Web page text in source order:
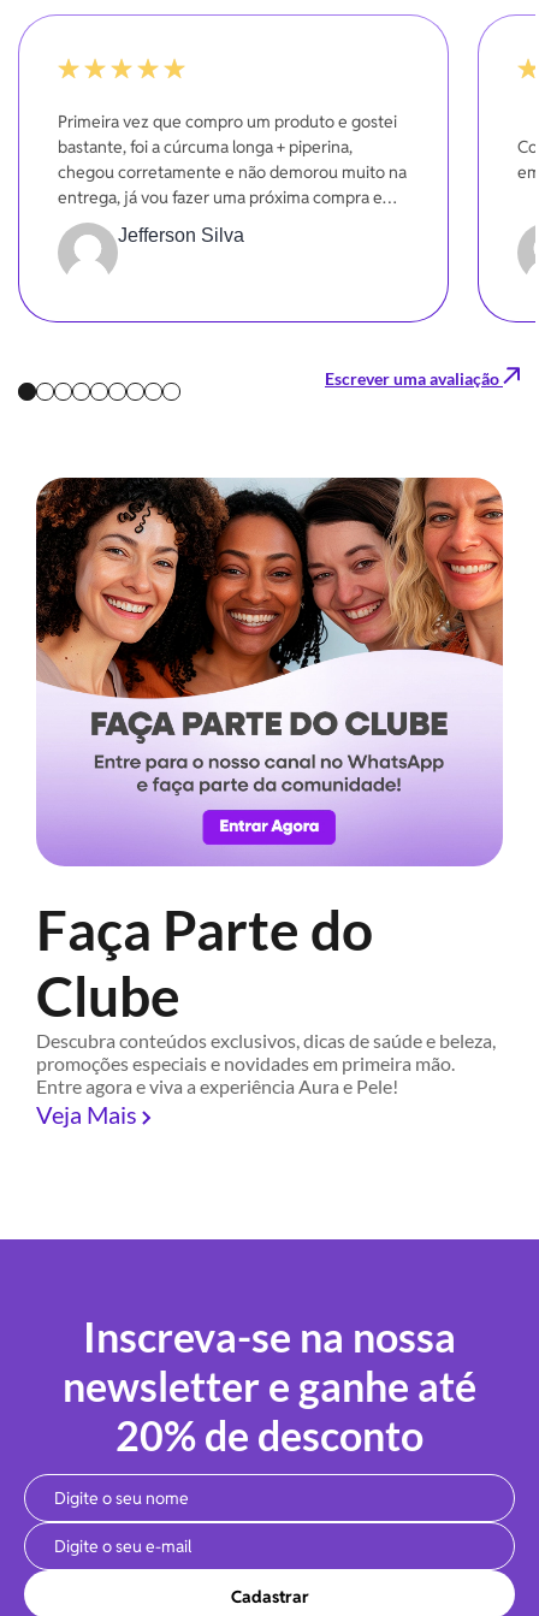
Primeira vez que compro um produto e gostei
bastante, foi a cúrcuma longa + piperina,
chegou corretamente e não demorou muito na
entrega, já vou fazer uma próxima compra em
breve.
Jefferson Silva
Escrever uma avaliação
Faça Parte do
Clube
Descubra conteúdos exclusivos, dicas de saúde e beleza,
promoções especiais e novidades em primeira mão.
Entre agora e viva a experiência Aura e Pele!
Veja Mais
Inscreva-se na nossa
newsletter e ganhe até
20% de desconto
Cadastrar